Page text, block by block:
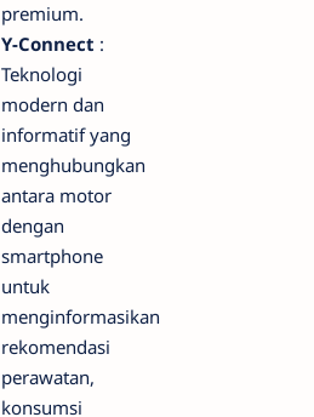
premium.
Y-Connect :
Teknologi
modern dan
informatif yang
menghubungkan
antara motor
dengan
smartphone
untuk
menginformasikan
rekomendasi
perawatan,
konsumsi